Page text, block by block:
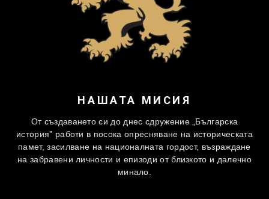
НАШАТА МИСИЯ
От създаването си до днес сдружение „Българска
история” работи в посока опресняване на историческата
памет, засилване на националната гордост, възраждане
на забравени личности и епизоди от близкото и далечно
минало.